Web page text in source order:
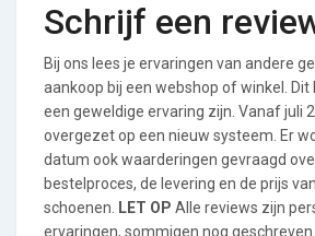
Schrijf een
Bij ons lees je ervaringen van andere
aankoop bij een webshop of winkel.
een geweldige ervaring zijn. Vanaf juli
overgezet op een nieuw systeem. Er
datum ook waarderingen gevraagd
bestelproces, de levering en de prijs
schoenen.
LET OP Alle reviews zijn
ervaringen, sommigen nog